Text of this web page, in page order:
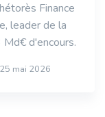
Finance
leader de la
d'encours.
25 mai 2026